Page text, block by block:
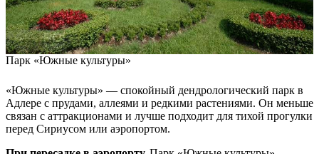
Парк «Южные культуры»
«Южные культуры» — спокойный дендрологический парк в
Адлере с прудами, аллеями и редкими растениями. Он меньше
связан с аттракционами и лучше подходит для тихой прогулки
перед Сириусом или аэропортом.